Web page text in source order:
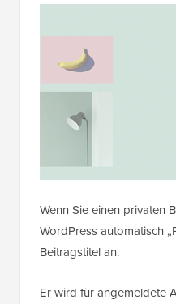
Wenn Sie einen privaten
WordPress automatisch
Beitragstitel an.
Er wird für angemeldete